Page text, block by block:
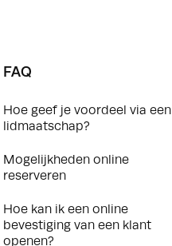
FAQ
Hoe geef je voordeel via een
lidmaatschap?
Mogelijkheden online
reserveren
Hoe kan ik een online
bevestiging van een klant
openen?